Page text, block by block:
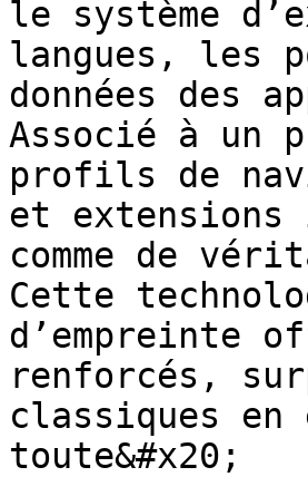
le système
langues, les
données des
Associé à un
profils de
et
comme de
Cette
d’empreinte
renforcés,
classiques en
toute&#x20;